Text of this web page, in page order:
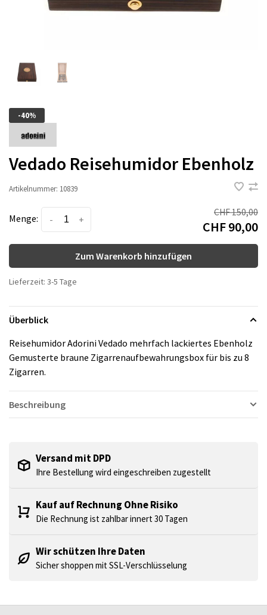
-40%
Vedado Reisehumidor Ebenholz
Artikelnummer: 10839
Menge: +
-
CHF 150,00
CHF 90,00
Zum Warenkorb hinzufügen
Lieferzeit: 3-5 Tage
Überblick
Reisehumidor Adorini Vedado mehrfach lackiertes Ebenholz
Gemusterte braune Zigarrenaufbewahrungsbox für bis zu 8
Zigarren.
Beschreibung
Versand mit DPD
Ihre Bestellung wird eingeschreiben zugestellt
Kauf auf Rechnung Ohne Risiko
Die Rechnung ist zahlbar innert 30 Tagen
Wir schützen Ihre Daten
Sicher shoppen mit SSL-Verschlüsselung